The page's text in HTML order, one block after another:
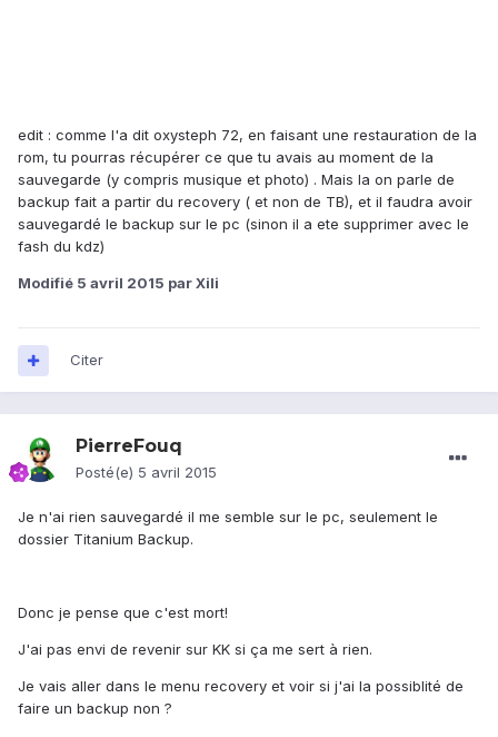
edit : comme l'a dit oxysteph 72, en faisant une restauration de la
rom, tu pourras récupérer ce que tu avais au moment de la
sauvegarde (y compris musique et photo) . Mais la on parle de
backup fait a partir du recovery ( et non de TB), et il faudra avoir
sauvegardé le backup sur le pc (sinon il a ete supprimer avec le
fash du kdz)
Modifié 5 avril 2015 par Xili
Citer
PierreFouq
Posté(e) 5 avril 2015
Je n'ai rien sauvegardé il me semble sur le pc, seulement le
dossier Titanium Backup.
Donc je pense que c'est mort!
J'ai pas envi de revenir sur KK si ça me sert à rien.
Je vais aller dans le menu recovery et voir si j'ai la possiblité de
faire un backup non ?